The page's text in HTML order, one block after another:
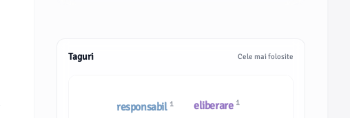
Taguri Cele mai folosite
eliberare 1
responsabil 1